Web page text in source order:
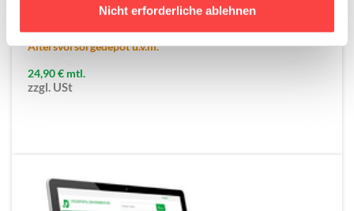
Nicht erforderliche ablehnen
Grafik. Mehr braucht es nicht.
Jetzt verfügbar: 166 Infografiken zu Entgelttransparenz,
Altersvorsorgedepot u.v.m.
24,90 € mtl.
zzgl. USt